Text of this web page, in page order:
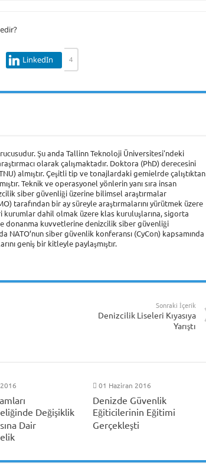
LinkedIn 4
Şu anda Tallinn Teknoloji Üniversitesi'ndeki
olarak çalışmaktadır. Doktora (PhD) derecesini
almıştır. Çeşitli tip ve tonajlardaki gemielrde çalıştıktan
Teknik ve operasyonel yönlerin yanı sıra insan
siber güvenliği üzerine bilimsel araştırmalar
tarafından bir ay süreyle araştırmalarını yürütmek üzere
dahil olmak üzere klas kuruluşlarına, sigorta
donanma kuvvetlerine denizcilik siber güvenliği
NATO’nun siber güvenlik konferansı (CyCon) kapsamında
geniş bir kitleyle paylaşmıştır.
Sonraki İçerik
Denizcilik Liseleri Kıyasıya
Yarıştı
Değişiklik
Dair
01 Haziran 2016
Denizde Güvenlik
Eğiticilerinin Eğitimi
Gerçekleşti